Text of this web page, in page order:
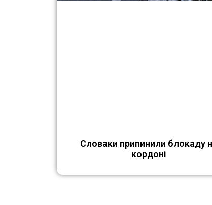
Словаки припинили блокаду
кордоні